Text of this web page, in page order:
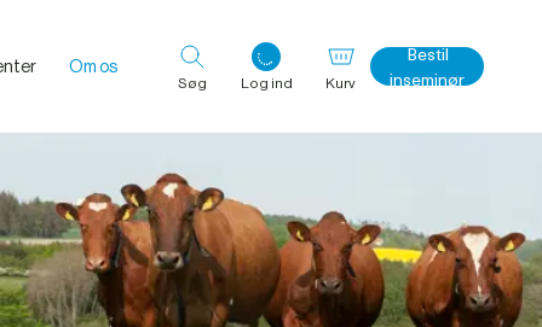
Om os
Søg Log ind
Log ind med det samme
Kurv
Bestil
inseminør